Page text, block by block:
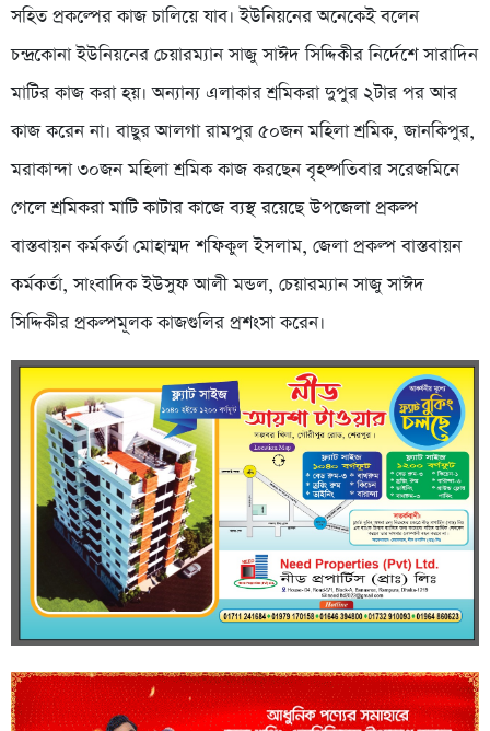
সহিত প্রকল্পের কাজ চালিয়ে যাব। ইউনিয়নের অনেকেই বলেন
চন্দ্রকোনা ইউনিয়নের চেয়ারম্যান সাজু সাঈদ সিদ্দিকীর নির্দেশে সারাদিন
মাটির কাজ করা হয়। অন্যান্য এলাকার শ্রমিকরা দুপুর ২টার পর আর
কাজ করেন না। বাছুর আলগা রামপুর ৫০জন মহিলা শ্রমিক, জানকিপুর,
মরাকান্দা ৩০জন মহিলা শ্রমিক কাজ করছেন বৃহষ্পতিবার সরেজমিনে
গেলে শ্রমিকরা মাটি কাটার কাজে ব্যস্থ রয়েছে উপজেলা প্রকল্প
বাস্তবায়ন কর্মকর্তা মোহাম্মদ শফিকুল ইসলাম, জেলা প্রকল্প বাস্তবায়ন
কর্মকর্তা, সাংবাদিক ইউসুফ আলী মন্ডল, চেয়ারম্যান সাজু সাঈদ
সিদ্দিকীর প্রকল্পমূলক কাজগুলির প্রশংসা করেন।